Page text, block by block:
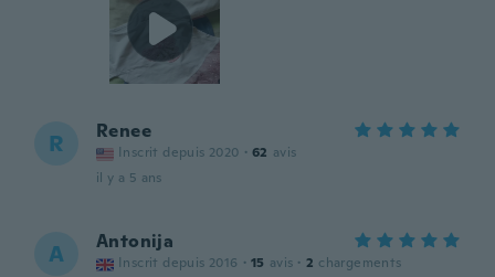
R Renee
Inscrit depuis 2020 · 62 avis
il y a 5 ans
A Antonija
Inscrit depuis 2016 · 15 avis · 2 chargements